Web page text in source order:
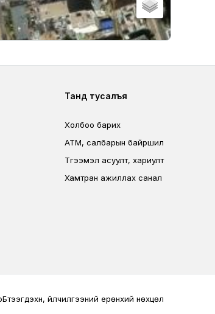
Footer fourth
Танд тусалъя
Холбоо барих
ATM, салбарын байршил
Түгээмэл асуулт, хариулт
Хамтран ажиллах санал
Бүтээгдэхүүн, үйлчилгээний ерөнхий нөхцөл